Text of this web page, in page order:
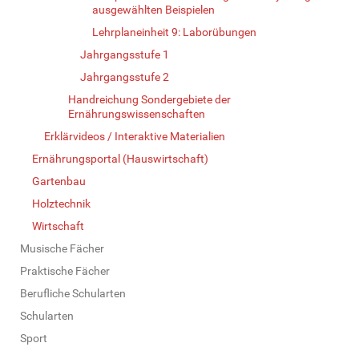
ausgewählten Beispielen
Lehrplaneinheit 9: Laborübungen
Jahrgangsstufe 1
Jahrgangsstufe 2
Handreichung Sondergebiete der
Ernährungswissenschaften
Erklärvideos / Interaktive Materialien
Ernährungsportal (Hauswirtschaft)
Gartenbau
Holztechnik
Wirtschaft
Musische Fächer
Praktische Fächer
Berufliche Schularten
Schularten
Sport